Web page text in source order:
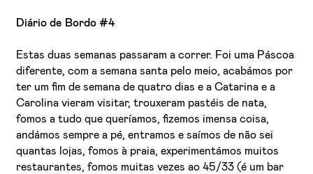
Diário de Bordo #4
Estas duas semanas passaram a correr. Foi uma Páscoa
diferente, com a semana santa pelo meio, acabámos por
ter um fim de semana de quatro dias e a Catarina e a
Carolina vieram visitar, trouxeram pastéis de nata,
fomos a tudo que queríamos, fizemos imensa coisa,
andámos sempre a pé, entramos e saímos de não sei
quantas lojas, fomos à praia, experimentámos muitos
restaurantes, fomos muitas vezes ao 45/33 (é um bar